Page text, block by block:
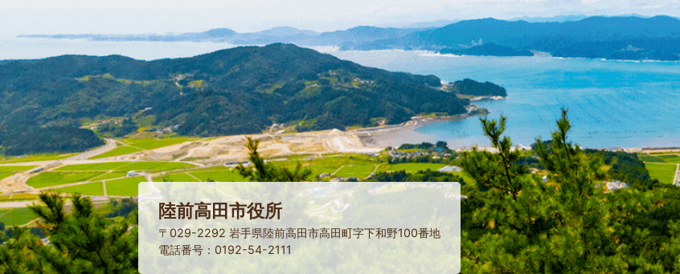
陸前高田市役所
〒029-2292 岩手県陸前高田市高田町字下和野100番地
電話番号：0192-54-2111